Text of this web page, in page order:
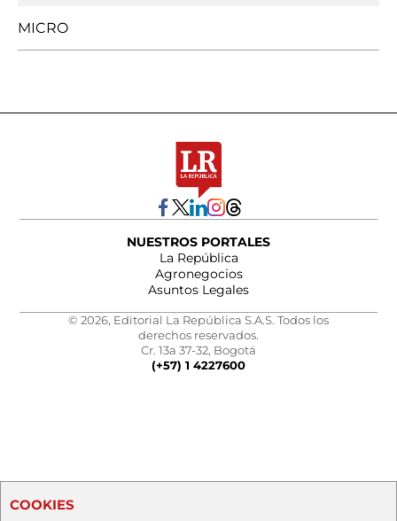
MICRO
NUESTROS PORTALES
La República
Agronegocios
Asuntos Legales
© 2026, Editorial La República S.A.S. Todos los
derechos reservados.
Cr. 13a 37-32, Bogotá
(+57) 1 4227600
COOKIES